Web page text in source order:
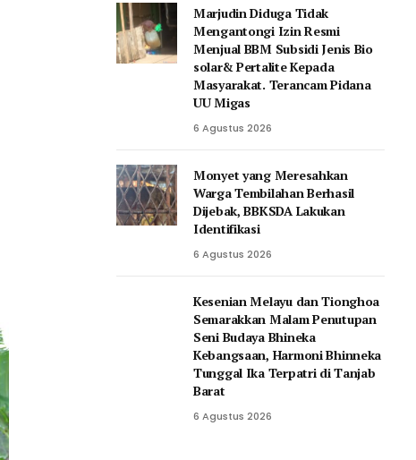
Marjudin Diduga Tidak
Mengantongi Izin Resmi
Menjual BBM Subsidi Jenis Bio
solar& Pertalite Kepada
Masyarakat. Terancam Pidana
UU Migas
6 Agustus 2026
Monyet yang Meresahkan
Warga Tembilahan Berhasil
Dijebak, BBKSDA Lakukan
Identifikasi
6 Agustus 2026
Kesenian Melayu dan Tionghoa
Semarakkan Malam Penutupan
Seni Budaya Bhineka
Kebangsaan, Harmoni Bhinneka
Tunggal Ika Terpatri di Tanjab
Barat
6 Agustus 2026